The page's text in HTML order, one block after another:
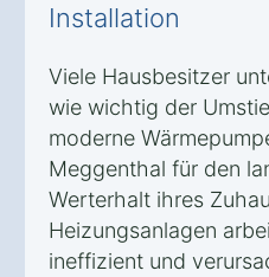
Installation
Viele Hausbesitzer
wie wichtig der
moderne
Meggenthal für den
Werterhalt ihres
Heizungsanlagen
ineffizient und